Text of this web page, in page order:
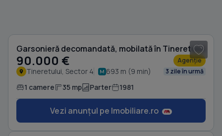
Garsonieră decomandată, mobilată în Tineretului
90.000 € Agenție
Tineretului, Sector 4 693 m (9 min) 3 zile în urmă
1 camere 35 mp Parter 1981
Vezi anunțul pe Imobiliare.ro